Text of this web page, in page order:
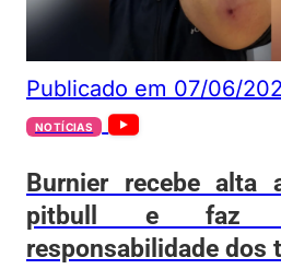
Publicado em 07/06/
NOTÍCIAS
Burnier recebe alta
pitbull e faz
responsabilidade dos